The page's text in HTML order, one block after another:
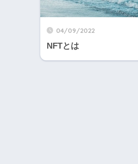
04/09/2022
NFTとは